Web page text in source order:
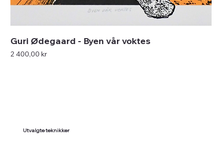
Utvalgte teknikker
Guri Ødegaard - Byen vår voktes
Pris
2 400,00 kr